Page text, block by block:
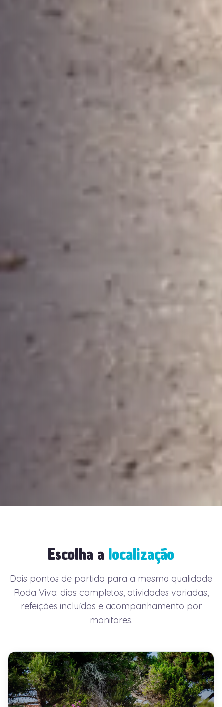
Escolha a localização
Dois pontos de partida para a mesma qualidade
Roda Viva: dias completos, atividades variadas,
refeições incluídas e acompanhamento por
monitores.